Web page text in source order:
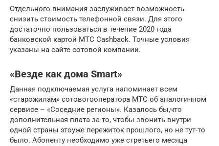
Отдельного внимания заслуживает возможность
снизить стоимость телефонной связи. Для этого
достаточно пользоваться в течение 2020 года
банковской картой МТС Cashback. Точные условия
указаны на сайте сотовой компании.
«Везде как дома Smart»
Данная подключаемая услуга напоминает всем
«старожилам» сотовогооператора МТС об аналогичном
сервисе – «Соседние регионы». Казалось бы,что
дополнительная плата за то, чтобы звонить внутри
одной страны этоуже пережиток прошлого, но не тут-то
было. Абоненту необходимо уже стретьего месяца